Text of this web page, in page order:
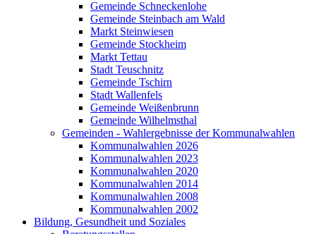
Gemeinde Schneckenlohe
Gemeinde Steinbach am Wald
Markt Steinwiesen
Gemeinde Stockheim
Markt Tettau
Stadt Teuschnitz
Gemeinde Tschirn
Stadt Wallenfels
Gemeinde Weißenbrunn
Gemeinde Wilhelmsthal
Gemeinden - Wahlergebnisse der Kommunalwahlen
Kommunalwahlen 2026
Kommunalwahlen 2023
Kommunalwahlen 2020
Kommunalwahlen 2014
Kommunalwahlen 2008
Kommunalwahlen 2002
Bildung, Gesundheit und Soziales